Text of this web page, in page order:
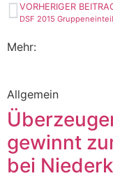
VORHERIGER
DSF 2015
Mehr:
Allgemein
gewinnt
bei